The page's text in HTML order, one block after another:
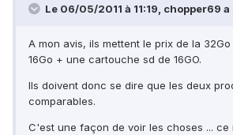
Le 06/05/2011 à 11:19, chopper69 a
A mon avis, ils mettent le prix de la
16Go + une cartouche sd de 16GO.
Ils doivent donc se dire que les deux
comparables.
C'est une façon de voir les choses ... ce